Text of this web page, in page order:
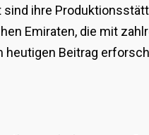
ihre
Emiraten, die mit
heutigen Beitrag